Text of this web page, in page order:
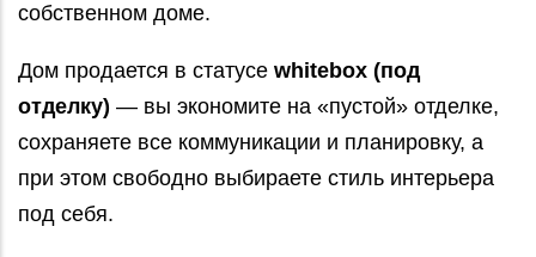
собственном доме.
Дом продается в статусе whitebox (под
отделку) — вы экономите на «пустой» отделке,
сохраняете все коммуникации и планировку, а
при этом свободно выбираете стиль интерьера
под себя.